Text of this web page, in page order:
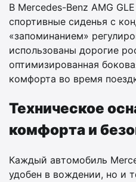
В Mercedes-Benz AMG
спортивные сиденья с
«запоминанием»
использованы дорогие
оптимизированная
комфорта во время
Техническое
комфорта и
Каждый автомобиль
удобен в вождении, но и